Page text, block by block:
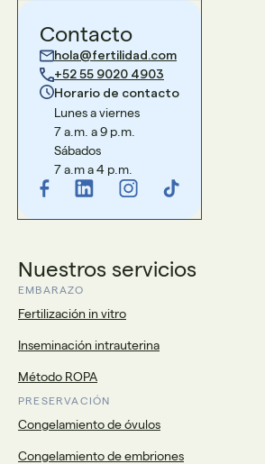
Contacto
hola@fertilidad.com
+52 55 9020 4903
Horario de contacto
Lunes a viernes
7 a.m. a 9 p.m.
Sábados
7 a.m a 4 p.m.
Nuestros servicios
EMBARAZO
Fertilización in vitro
Inseminación intrauterina
Método ROPA
PRESERVACIÓN
Congelamiento de óvulos
Congelamiento de embriones